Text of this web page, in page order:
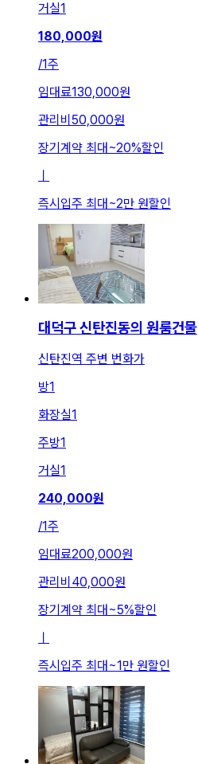
거실1
180,000원
/1주
임대료130,000원
관리비 50,000원
장기계약 최대~20%할인
ㅣ
즉시입주 최대~2만 원할인
대덕구 신탄진동의 원룸건물
신탄진역 주변 번화가
방1
화장실1
주방1
거실1
240,000원
/1주
임대료200,000원
관리비 40,000원
장기계약 최대 ~5%할인
즉시입주 최대 ~1만 원할인